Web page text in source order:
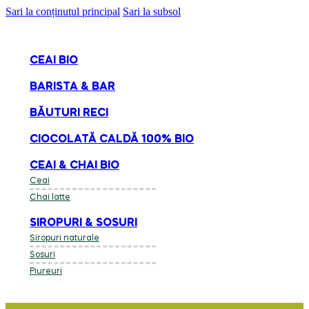
Sari la conținutul principal Sari la subsol
CEAI BIO
BARISTA & BAR
BĂUTURI RECI
CIOCOLATĂ CALDĂ 100% BIO
CEAI & CHAI BIO
Ceai
Chai latte
SIROPURI & SOSURI
Siropuri naturale
Sosuri
Piureuri